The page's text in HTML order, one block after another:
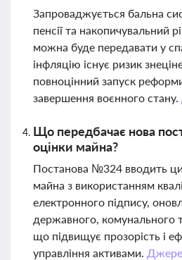
Запроваджується бальна
пенсії та накопичувальний
можна буде передавати у
інфляцію існує ризик
повноцінний запуск
завершення воєнного стану.
Що передбачає нова
оцінки майна?
Постанова №324 вводить
майна з використанням
електронного підпису,
державного, комунального
що підвищує прозорість і
управління активами.